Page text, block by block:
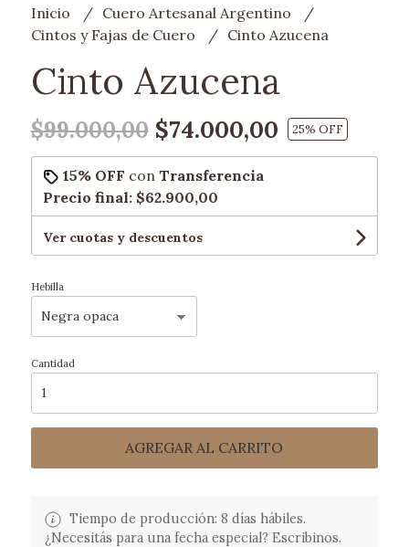
Inicio
Cuero Artesanal Argentino
Cintos y Fajas de Cuero
Cinto Azucena
Cinto Azucena
$99.000,00$74.000,00 25% OFF
15% OFF con Transferencia
Precio final: $62.900,00
Ver cuotas y descuentos
Hebilla
Cantidad
AGREGAR AL CARRITO
Tiempo de producción: 8 días hábiles.
¿Necesitás para una fecha especial? Escribinos.